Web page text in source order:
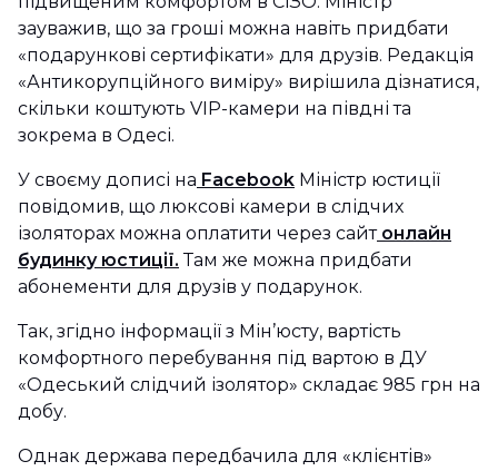
зауважив, що за гроші можна навіть придбати
«подарункові сертифікати» для друзів. Редакція
«Антикорупційного виміру» вирішила дізнатися,
скільки коштують VIP-камери на півдні та
зокрема в Одесі.
У своєму дописі на Facebook Міністр юстиції
повідомив, що люксові камери в слідчих
ізоляторах можна оплатити через сайтонлайн
будинку юстиції. Там же можна придбати
абонементи для друзів у подарунок.
Так, згідно інформації з Мін’юсту, вартість
комфортного перебування під вартою в ДУ
«Одеський слідчий ізолятор» складає 985 грн на
добу.
Однак держава передбачила для «клієнтів»